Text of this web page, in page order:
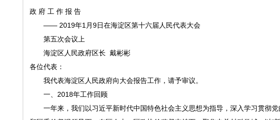
政 府 工 作 报 告
—— 2019年1月9日在海淀区第十六届人民代表大会
第五次会议上
海淀区人民政府区长 戴彬彬
各位代表：
我代表海淀区人民政府向大会报告工作，请予审议。
一、2018年工作回顾
一年来，我们以习近平新时代中国特色社会主义思想为指导，深入学习贯彻党